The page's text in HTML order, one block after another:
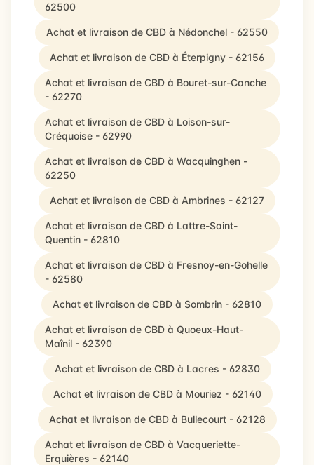
62500
Achat et livraison de CBD à Nédonchel - 62550
Achat et livraison de CBD à Éterpigny - 62156
Achat et livraison de CBD à Bouret-sur-Canche
- 62270
Achat et livraison de CBD à Loison-sur-
Créquoise - 62990
Achat et livraison de CBD à Wacquinghen -
62250
Achat et livraison de CBD à Ambrines - 62127
Achat et livraison de CBD à Lattre-Saint-
Quentin - 62810
Achat et livraison de CBD à Fresnoy-en-Gohelle
- 62580
Achat et livraison de CBD à Sombrin - 62810
Achat et livraison de CBD à Quoeux-Haut-
Maînil - 62390
Achat et livraison de CBD à Lacres - 62830
Achat et livraison de CBD à Mouriez - 62140
Achat et livraison de CBD à Bullecourt - 62128
Achat et livraison de CBD à Vacqueriette-
Erquières - 62140